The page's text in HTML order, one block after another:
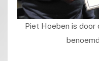
Piet Hoeben is door